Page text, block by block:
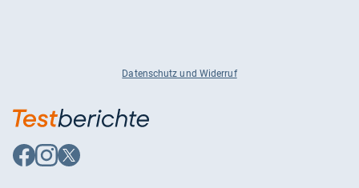
Datenschutz und Widerruf
Auf
Facebook
Auf
Instagram
Auf
X